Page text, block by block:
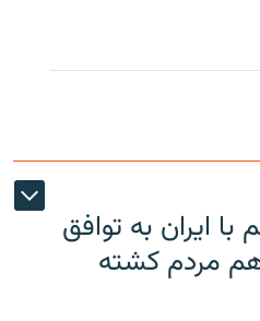
ایران به توافق
مردم کشته